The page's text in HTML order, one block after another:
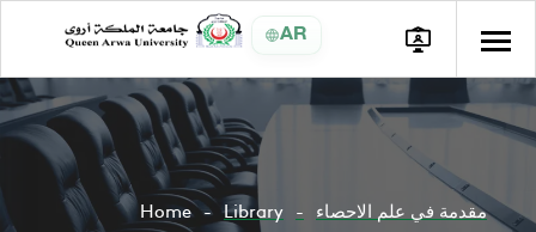
AR
Home Library مقدمة في علم الاحصاء